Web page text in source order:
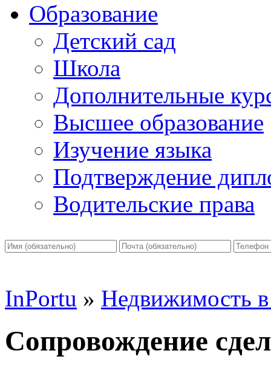
Образование
Детский сад
Школа
Дополнительные
Высшее образование
Изучение языка
Подтверждение
Водительские права
InPortu » Недвижимость
Сопровождение